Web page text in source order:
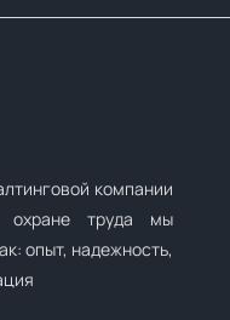
компании
охране труда мы
опыт, надежность,